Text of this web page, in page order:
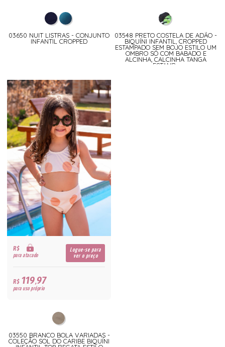
03650 NUIT LISTRAS - CONJUNTO
INFANTIL CROPPED
03548 PRETO COSTELA DE ADÃO -
BIQUÍNI INFANTIL, CROPPED
ESTAMPADO SEM BOJO ESTILO UM
OMBRO SÓ COM BABADO E
ALCINHA, CALCINHA TANGA
ESTAMP...
R$
para atacado
Logue-se para
ver o preço
R$119,97
para uso próprio
03550 BRANCO BOLA VARIADAS -
COLEÇÃO SOL DO CARIBE BIQUÍNI